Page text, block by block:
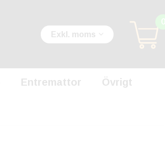
Exkl. moms
0
Entremattor Övrigt